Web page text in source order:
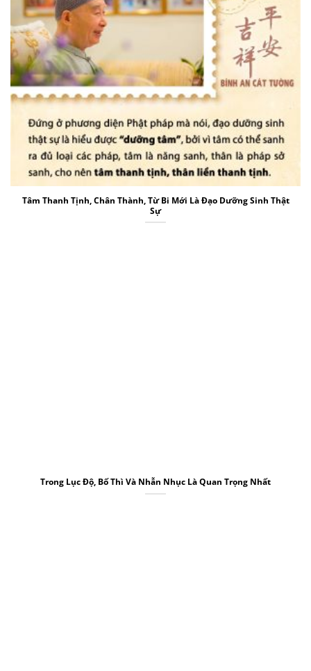
Tâm Thanh Tịnh, Chân Thành, Từ Bi Mới Là Đạo Dưỡng Sinh Thật
Sự
Trong Lục Độ, Bố Thì Và Nhẫn Nhục Là Quan Trọng Nhất